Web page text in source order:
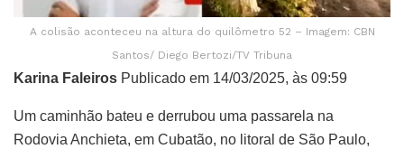
A colisão aconteceu na altura do quilômetro 52 – Imagem: CBN
Santos/ Diego Bertozi/TV Tribuna
Karina Faleiros Publicado em 14/03/2025, às 09:59
Um caminhão bateu e derrubou uma passarela na
Rodovia Anchieta, em Cubatão, no litoral de São Paulo,